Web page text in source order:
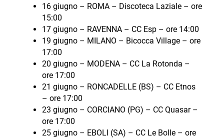
16 giugno – ROMA – Discoteca Laziale – ore
15:00
17 giugno – RAVENNA – CC Esp – ore 14:00
19 giugno – MILANO – Bicocca Village – ore
17:00
20 giugno – MODENA – CC La Rotonda –
ore 17:00
21 giugno – RONCADELLE (BS) – CC Etnos
– ore 17:00
23 giugno – CORCIANO (PG) – CC Quasar –
ore 17:00
25 giugno – EBOLI (SA) – CC Le Bolle – ore